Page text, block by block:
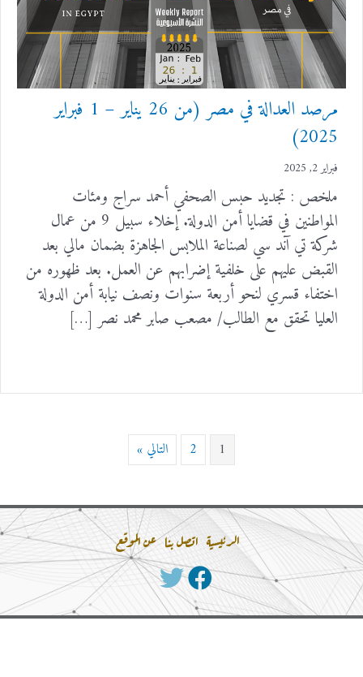
مرصد العدالة في مصر (من 26 يناير – 1 فبراير
2025)
فبراير 2, 2025
ملخص : تجديد حبس الصحفي أحمد سراج ومئات
المواطنين في قضايا أمن الدولة. إخلاء سبيل 9 من عمال
شركة تي آند سي لصناعة الملابس الجاهزة بضمان مالي بعد
القبض عليهم على خلفية إضرابهم عن العمل. بعد ظهوره من
اختفاء قسري لنحو أربعة سنوات ونصف نيابة أمن الدولة
العليا تحقق مع الطالب/ مصعب صابر محمد نصر […]
1
2 التالي »
الرئيسية اتصل بنا عن الموقع